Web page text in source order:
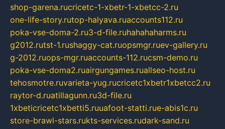
shop-garena.rucricetc-1-xbetr-1-xbetcc-2.ru
one-life-story.rutop-halyava.ruaccounts112.ru
poka-vse-doma-2.ru3-d-file.ruhahahaharms.ru
g2012.rutst-1.rushaggy-cat.ruopsmgr.ruev-gallery.ru
g-2012.ruops-mgr.ruaccounts-112.rucsm-demo.ru
poka-vse-doma2.ruairgungames.ruallseo-host.ru
tehosmotre.ruvarieta-yug.rucricetc1xbetr1xbetcc2.ru
raytor-d.ruatillagunn.ru3d-file.ru
1xbeticricetc1xbetti5.ruuafoot-statti.rue-abis1c.ru
store-brawl-stars.rukts-services.rudark-sand.ru